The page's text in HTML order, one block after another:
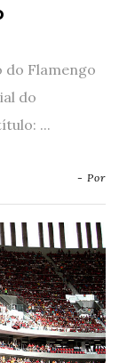
Flamengo
do
...
- Por